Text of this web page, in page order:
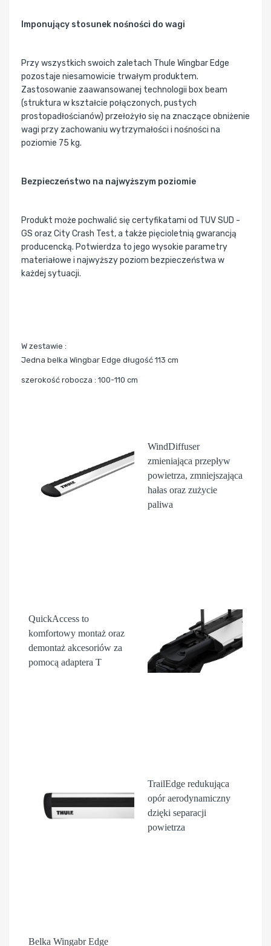
Imponujący stosunek nośności do wagi
Przy wszystkich swoich zaletach Thule Wingbar Edge
pozostaje niesamowicie trwałym produktem.
Zastosowanie zaawansowanej technologii box beam
(struktura w kształcie połączonych, pustych
prostopadłościanów) przełożyło się na znaczące obniżenie
wagi przy zachowaniu wytrzymałości i nośności na
poziomie 75 kg.
Bezpieczeństwo na najwyższym poziomie
Produkt może pochwalić się certyfikatami od TUV SUD -
GS oraz City Crash Test, a także pięcioletnią gwarancją
producencką. Potwierdza to jego wysokie parametry
materiałowe i najwyższy poziom bezpieczeństwa w
każdej sytuacji.
W zestawie :
Jedna belka Wingbar Edge długość 113 cm
szerokość robocza : 100-110 cm
WindDiffuser
zmieniająca przepływ
powietrza, zmniejszająca
hałas oraz zużycie
paliwa
QuickAccess to
komfortowy montaż oraz
demontaż akcesoriów za
pomocą adaptera T
TrailEdge redukująca
opór aerodynamiczny
dzięki separacji
powietrza
Belka Wingabr Edge